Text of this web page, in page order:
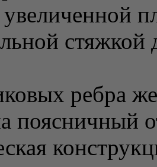
ребра
поясничный